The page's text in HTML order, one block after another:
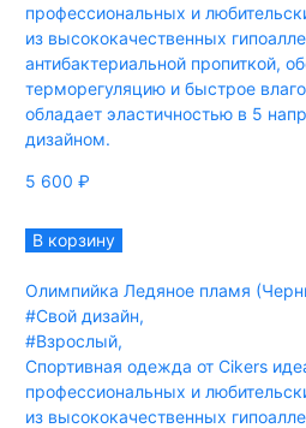
профессиональных и
из высококачественных
антибактериальной пропиткой,
терморегуляцию и быстрое
обладает эластичностью в 5
дизайном.
5 600 ₽
В корзину
Олимпийка Ледяное пламя
#Свой дизайн,
#Взрослый,
Спортивная одежда от Cikers
профессиональных и
из высококачественных